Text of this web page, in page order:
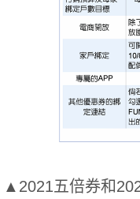
▲2021五倍券和